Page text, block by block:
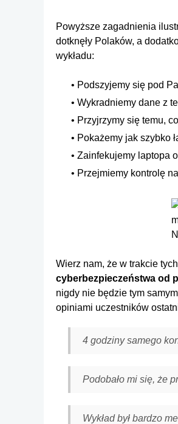
Powyższe zagadnienia
dotknęły Polaków, a
wykładu:
Podszyjemy się pod
Wykradniemy dane z
Przyjrzymy się temu,
Pokażemy jak szybko
Zainfekujemy laptopa
Przejmiemy kontrolę
Wierz nam, że w trakcie
cyberbezpieczeństwa od
nigdy nie będzie tym
opiniami uczestników
4 godziny samego
Podobało mi się, że
Wykład był bardzo